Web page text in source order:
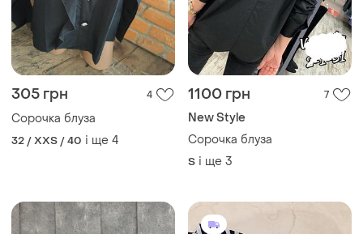
305 грн 4
Сорочка блуза
32 / XXS / 40 і ще 4
1100 грн 7
New Style
Сорочка блуза
S і ще 3